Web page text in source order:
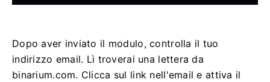
Dopo aver inviato il modulo, controlla il tuo
indirizzo email. Lì troverai una lettera da
binarium.com. Clicca sul link nell'email e attiva il